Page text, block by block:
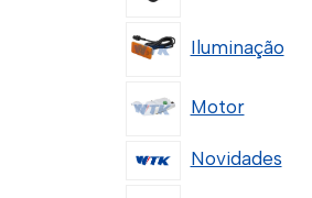
Iluminação
Motor
Novidades